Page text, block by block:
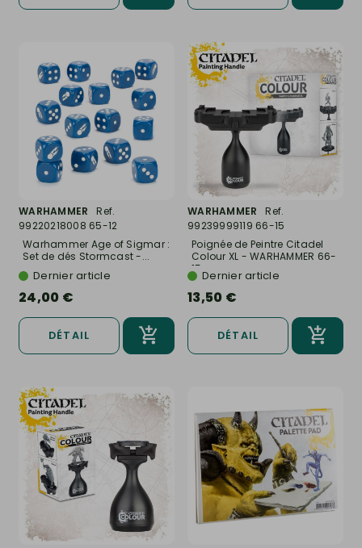
WARHAMMER
Ref.
99220218008 65-12
Warhammer Age of Sigmar :
Set de dés Stormcast -...
Dernier article
24,00 €
DÉTAIL
WARHAMMER
Ref.
99239999119 66-15
Poignée de Peintre Citadel
Colour XL - WARHAMMER 66-
15Dernier article
13,50 €
DÉTAIL